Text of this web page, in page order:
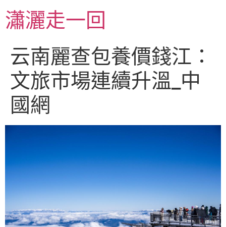
至
主瀟灑走一回
云南麗查包養價錢江：
文旅市場連續升溫_中
國網